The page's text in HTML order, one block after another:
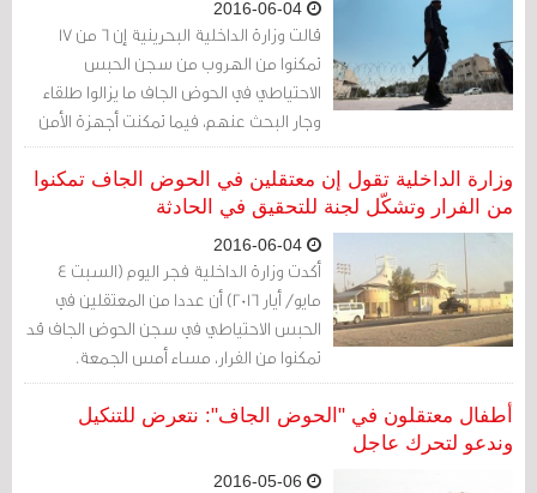
قالت وزارة الداخلية البحرينية إن 6 من 17
تمكنوا من الهروب من سجن الحبس
الاحتياطي في الحوض الجاف ما يزالوا طلقاء
وجار البحث عنهم، فيما تمكنت أجهزة الأمن
من إلقاء القبض على 11 من الهاربين.
وزارة الداخلية تقول إن معتقلين في الحوض الجاف تمكنوا
من الفرار وتشكّل لجنة للتحقيق في الحادثة
أكدت وزارة الداخلية فجر اليوم (السبت 4
مايو/ أيار 2016) أن عددا من المعتقلين في
الحبس الاحتياطي في سجن الحوض الجاف قد
تمكنوا من الفرار، مساء أمس الجمعة.
أطفال معتقلون في "الحوض الجاف": نتعرض للتنكيل
وندعو لتحرك عاجل